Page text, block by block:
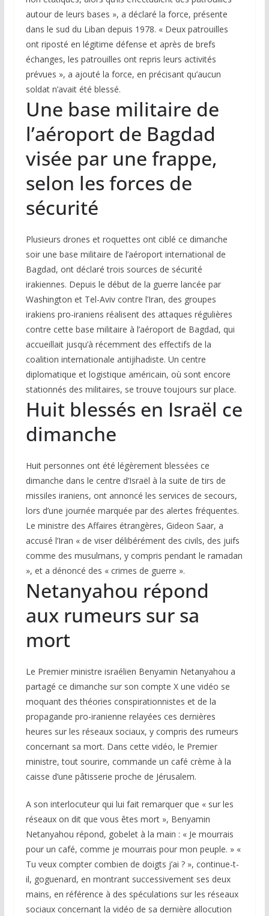
autour de leurs bases », a déclaré la force, présente
dans le sud du Liban depuis 1978. « Deux patrouilles
ont riposté en légitime défense et après de brefs
échanges, les patrouilles ont repris leurs activités
prévues », a ajouté la force, en précisant qu’aucun
soldat n’avait été blessé.
Une base militaire de
l’aéroport de Bagdad
visée par une frappe,
selon les forces de
sécurité
Plusieurs drones et roquettes ont ciblé ce dimanche
soir une base militaire de l’aéroport international de
Bagdad, ont déclaré trois sources de sécurité
irakiennes. Depuis le début de la guerre lancée par
Washington et Tel-Aviv contre l’Iran, des groupes
irakiens pro-iraniens réalisent des attaques régulières
contre cette base militaire à l’aéroport de Bagdad, qui
accueillait jusqu’à récemment des effectifs de la
coalition internationale antijihadiste. Un centre
diplomatique et logistique américain, où sont encore
stationnés des militaires, se trouve toujours sur place.
Huit blessés en Israël ce
dimanche
Huit personnes ont été légèrement blessées ce
dimanche dans le centre d’Israël à la suite de tirs de
missiles iraniens, ont annoncé les services de secours,
lors d’une journée marquée par des alertes fréquentes.
Le ministre des Affaires étrangères, Gideon Saar, a
accusé l’Iran « de viser délibérément des civils, des juifs
comme des musulmans, y compris pendant le ramadan
», et a dénoncé des « crimes de guerre ».
Netanyahou répond
aux rumeurs sur sa
mort
Le Premier ministre israélien Benyamin Netanyahou a
partagé ce dimanche sur son compte X une vidéo se
moquant des théories conspirationnistes et de la
propagande pro-iranienne relayées ces dernières
heures sur les réseaux sociaux, y compris des rumeurs
concernant sa mort. Dans cette vidéo, le Premier
ministre, tout sourire, commande un café crème à la
caisse d’une pâtisserie proche de Jérusalem.
A son interlocuteur qui lui fait remarquer que « sur les
réseaux on dit que vous êtes mort », Benyamin
Netanyahou répond, gobelet à la main : « Je mourrais
pour un café, comme je mourrais pour mon peuple. » «
Tu veux compter combien de doigts j’ai ? », continue-t-
il, goguenard, en montrant successivement ses deux
mains, en référence à des spéculations sur les réseaux
sociaux concernant la vidéo de sa dernière allocution